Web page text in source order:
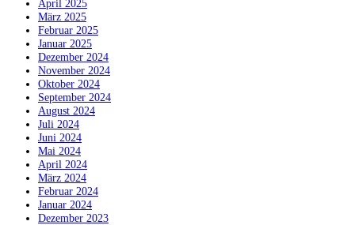
April 2025
März 2025
Februar 2025
Januar 2025
Dezember 2024
November 2024
Oktober 2024
September 2024
August 2024
Juli 2024
Juni 2024
Mai 2024
April 2024
März 2024
Februar 2024
Januar 2024
Dezember 2023